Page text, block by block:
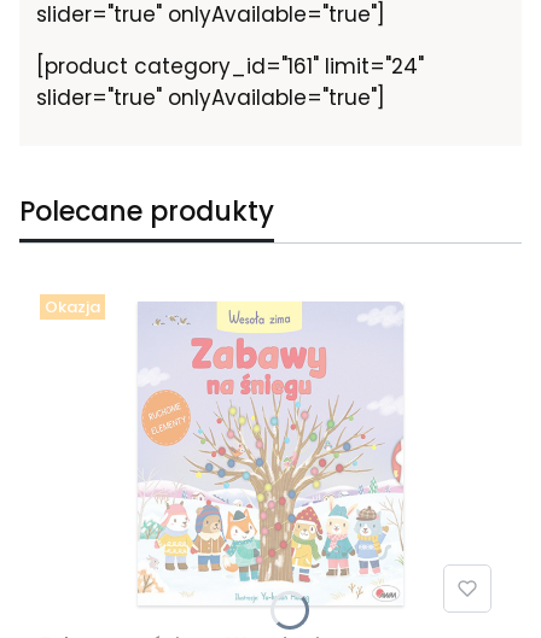
slider="true" onlyAvailable="true"]
[product category_id="161" limit="24"
slider="true" onlyAvailable="true"]
Polecane produkty
Okazja